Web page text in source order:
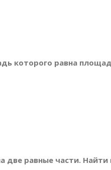
которого равна
две равные части.